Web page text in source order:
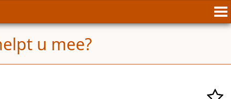
u mee?